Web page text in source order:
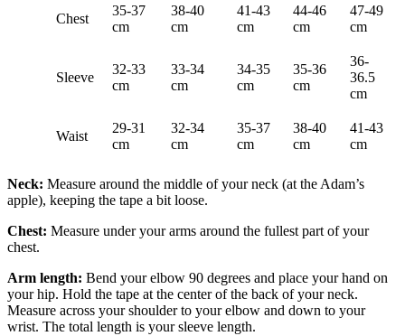
Chest
35-37
cm
38-40
cm
41-43
cm
44-46
cm
47-49
cm
Sleeve
32-33
cm
33-34
cm
34-35
cm
35-36
cm
36-
36.5
cm
Waist
29-31
cm
32-34
cm
35-37
cm
38-40
cm
41-43
cm
Neck: Measure around the middle of your neck (at the Adam’s
apple), keeping the tape a bit loose.
Chest: Measure under your arms around the fullest part of your
chest.
Arm length: Bend your elbow 90 degrees and place your hand on
your hip. Hold the tape at the center of the back of your neck.
Measure across your shoulder to your elbow and down to your
wrist. The total length is your sleeve length.